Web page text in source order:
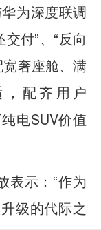
为深度联调
付”、“反向
奢座舱、满
配齐用户
电SUV价值
表示：“作为
级的代际之